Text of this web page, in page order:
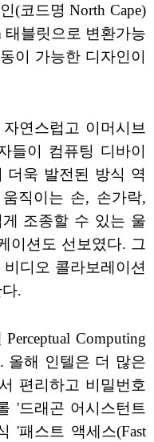
(코드명 North Cape)
태블릿으로 변환가능
이 가능한 디자인이
연스럽고 이머시브
들이 컴퓨팅 디바이
더욱 발전된 방식 역
직이는 손, 손가락,
조종할 수 있는 울
이션도 선보였다. 그
디오 콜라보레이션
.
Computing
올해 인텔은 더 많은
편리하고 비밀번호
'드래곤 어시스턴트
'패스트 액세스(Fast